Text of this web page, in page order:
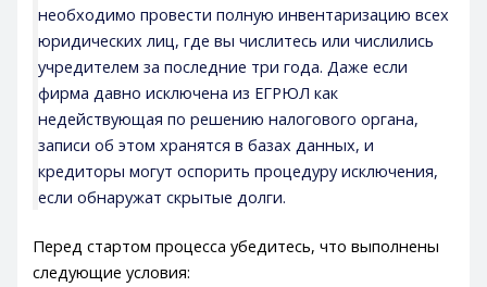
необходимо провести полную инвентаризацию всех
юридических лиц, где вы числитесь или числились
учредителем за последние три года. Даже если
фирма давно исключена из ЕГРЮЛ как
недействующая по решению налогового органа,
записи об этом хранятся в базах данных, и
кредиторы могут оспорить процедуру исключения,
если обнаружат скрытые долги.
Перед стартом процесса убедитесь, что выполнены
следующие условия: